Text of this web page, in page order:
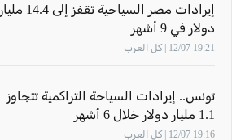
إيرادات مصر السياحية تقفز إلى 14.4 مليار
دولار في 9 أشهر
19:21 12/07 | كل العرب
تونس.. إيرادات السياحة التراكمية تتجاوز
1.1 مليار دولار خلال 6 أشهر
19:16 12/07 | كل العرب